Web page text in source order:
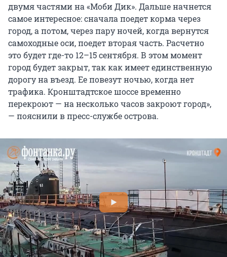
двумя частями на «Моби Дик». Дальше начнется
самое интересное: сначала поедет корма через
город, а потом, через пару ночей, когда вернутся
самоходные оси, поедет вторая часть. Расчетно
это будет где-то 12–15 сентября. В этом момент
город будет закрыт, так как имеет единственную
дорогу на въезд. Ее повезут ночью, когда нет
трафика. Кронштадтское шоссе временно
перекроют — на несколько часов закроют город»,
— пояснили в пресс-службе острова.